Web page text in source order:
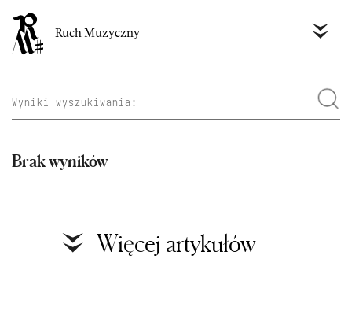
Ruch Muzyczny
Brak wyników
Więcej artykułów